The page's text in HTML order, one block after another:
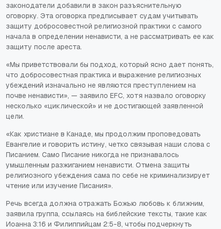
законодатели добавили в закон разъяснительную
оговорку. Эта оговорка предписывает судам учитывать
защиту добросовестной религиозной практики с самого
начала в определении ненависти, а не рассматривать ее как
защиту после ареста.
«Мы приветствовали бы подход, который ясно дает понять,
что добросовестная практика и выражение религиозных
убеждений изначально не являются преступлением на
почве ненависти», — заявило EFC, хотя назвало оговорку
несколько «циклической» и не достигающей заявленной
цели.
«Как христиане в Канаде, мы продолжим проповедовать
Евангелие и говорить истину, четко связывая наши слова с
Писанием. Само Писание никогда не признавалось
умышленным разжиганием ненависти. Отмена защиты
религиозного убеждения сама по себе не криминализирует
чтение или изучение Писания».
Речь всегда должна отражать Божью любовь к ближним,
заявила группа, ссылаясь на библейские тексты, такие как
Иоанна 3:16 и Филиппийцам 2:5-8, чтобы подчеркнуть